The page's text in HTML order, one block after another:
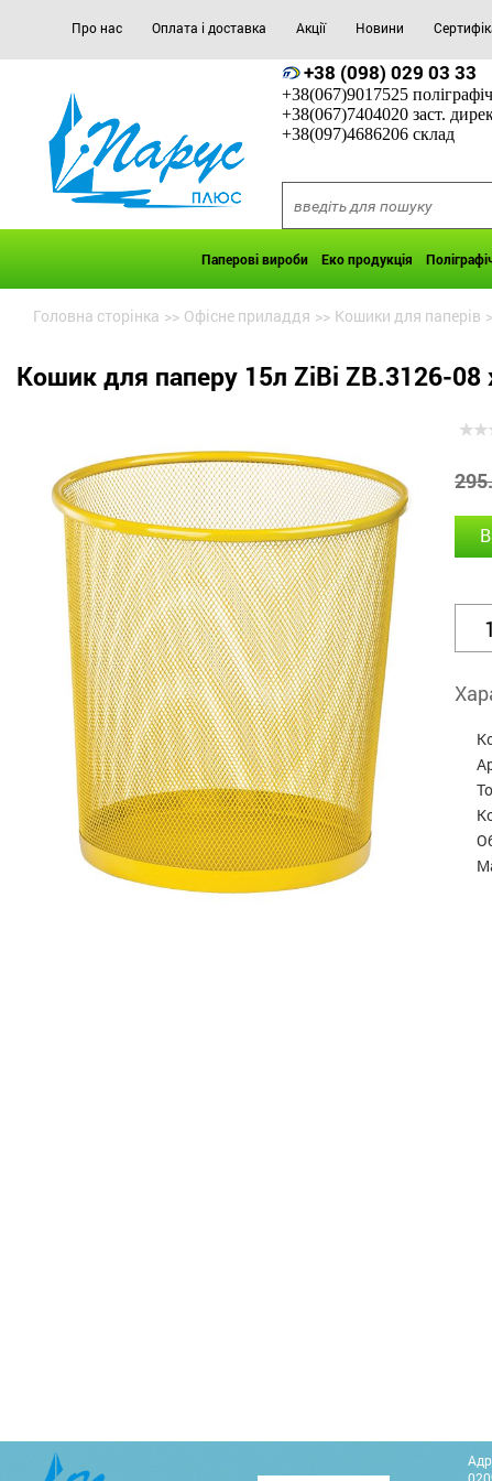
Про нас Оплата і доставка Акції Новини
+38 (098) 029 03 33
+38(067)9017525
+38(067)7404020 заст.
+38(097)4686206 склад
Паперові вироби Еко продукція
Головна сторінка >> Офісне приладдя >> Кошики для паперів
Кошик для паперу 15л ZiBi ZB.3126-